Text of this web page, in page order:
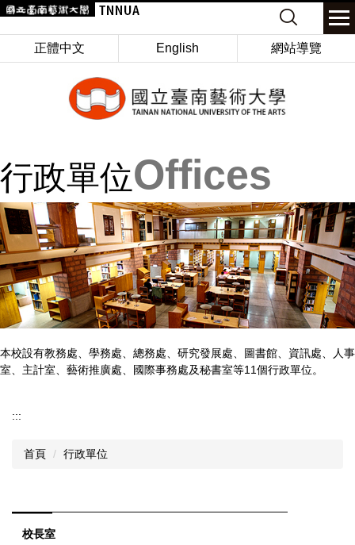
跳
要
正體中文 English 網站導覽
搜索
行政單位Offices
本校設有教務處、學務處、總務處、研究發展處、圖書館、資訊處、人事
室、主計室、藝術推廣處、國際事務處及秘書室等11個行政單位。
:::
首頁 行政單位
校長室